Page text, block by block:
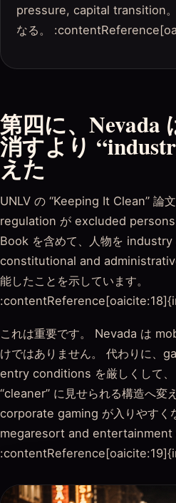
pressure, capital transition。
なる。
第四に、Nevada
消すより
えた
UNLV の “Keeping It Clean” 論
regulation が excluded
Book を含めて、人物を industry
constitutional and
能したことを示しています。
これは重要です。 Nevada は
けではありません。 代わりに、
entry conditions を厳しくして
“cleaner” に見せられる構造へ変
corporate gaming が入りやすく
megaresort and entertainment